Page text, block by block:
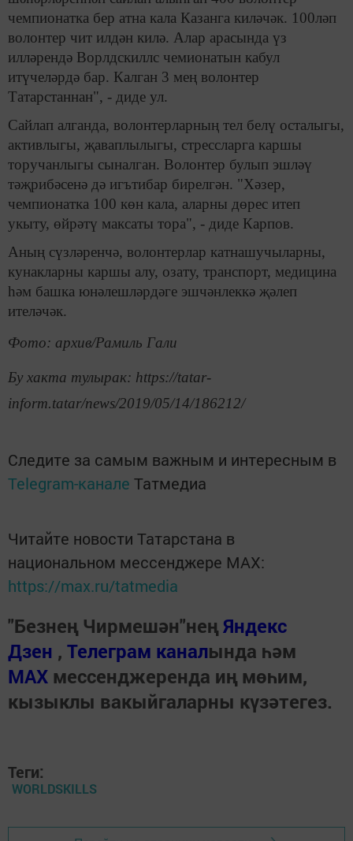
чемпионатка бер атна кала Казанга киләчәк. 100ләп
волонтер чит илдән килә. Алар арасында үз
илләрендә Ворлдскиллс чемионатын кабул
итүчеләрдә бар. Калган 3 мең волонтер
Татарстаннан", - диде ул.
Сайлап алганда, волонтерларның тел белү осталыгы,
активлыгы, җаваплылыгы, стрессларга каршы
торучанлыгы сыналган. Волонтер булып эшләү
тәҗрибәсенә дә игътибар бирелгән. "Хәзер,
чемпионатка 100 көн кала, аларны дөрес итеп
укыту, өйрәтү максаты тора", - диде Карпов.
Аның сүзләренчә, волонтерлар катнашучыларны,
кунакларны каршы алу, озату, транспорт, медицина
һәм башка юнәлешләрдәге эшчәнлеккә җәлеп
ителәчәк.
Фото: архив/Рамиль Гали
Бу хакта тулырак: https://tatar-
inform.tatar/news/2019/05/14/186212/
Следите за самым важным и интересным в
Telegram-канале Татмедиа
Читайте новости Татарстана в
национальном мессенджере MАХ:
https://max.ru/tatmedia
"Безнең Чирмешән"неңЯндекс
Дзен , Телеграм каналында һәм
МАХ мессенджеренда иң мөһим,
кызыклы вакыйгаларны күзәтегез.
Теги:
WORLDSKILLS